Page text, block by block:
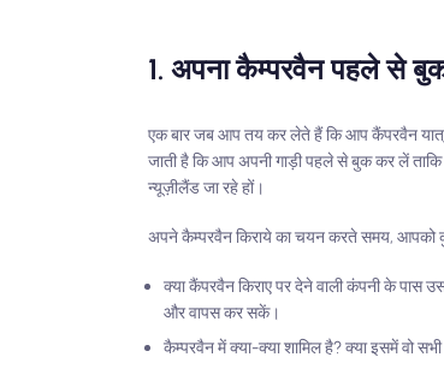
1. अपना कैम्परवैन पहले से
एक बार जब आप तय कर लेते हैं कि आप कैंपरवैन
जाती है कि आप अपनी गाड़ी पहले से बुक कर लें
न्यूज़ीलैंड जा रहे हों।
अपने कैम्परवैन किराये का चयन करते समय, आपको
क्या कैंपरवैन किराए पर देने वाली कंपनी के
और वापस कर सकें।
कैम्परवैन में क्या-क्या शामिल है? क्या इसमें वो